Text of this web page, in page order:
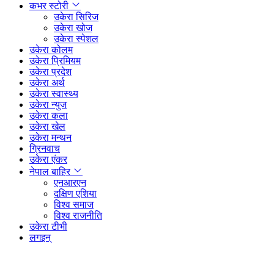
कभर स्टोरी
उकेरा सिरिज
उकेरा खोज
उकेरा स्पेशल
उकेरा कोलम
उकेरा प्रिमियम
उकेरा प्रदेश
उकेरा अर्थ
उकेरा स्वास्थ्य
उकेरा न्युज
उकेरा कला
उकेरा खेल
उकेरा मन्थन
ग्रिनवाच
उकेरा एंकर
नेपाल बाहिर
एनआरएन
दक्षिण एशिया
विश्व समाज
विश्व राजनीति
उकेरा टीभी
लगइन्